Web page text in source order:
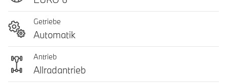
Getriebe
Automatik
Antrieb
Allradantrieb